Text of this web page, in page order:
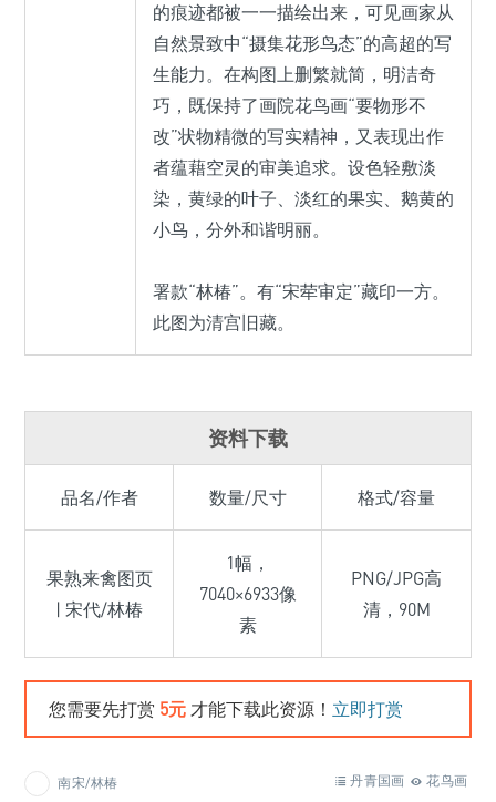
的痕迹都被一一描绘出来，可见画家从
自然景致中“摄集花形鸟态”的高超的写
生能力。在构图上删繁就简，明洁奇
巧，既保持了画院花鸟画“要物形不
改”状物精微的写实精神，又表现出作
者蕴藉空灵的审美追求。设色轻敷淡
染，黄绿的叶子、淡红的果实、鹅黄的
小鸟，分外和谐明丽。
署款“林椿”。有“宋荦审定”藏印一方。
此图为清宫旧藏。
资料下载
品名/作者 数量/尺寸 格式/容量
果熟来禽图页
| 宋代/林椿
1幅，
7040×6933像
素
PNG/JPG高
清，90M
您需要先打赏 5元 才能下载此资源！ 立即打赏
南宋/林椿 花鸟画
丹青国画